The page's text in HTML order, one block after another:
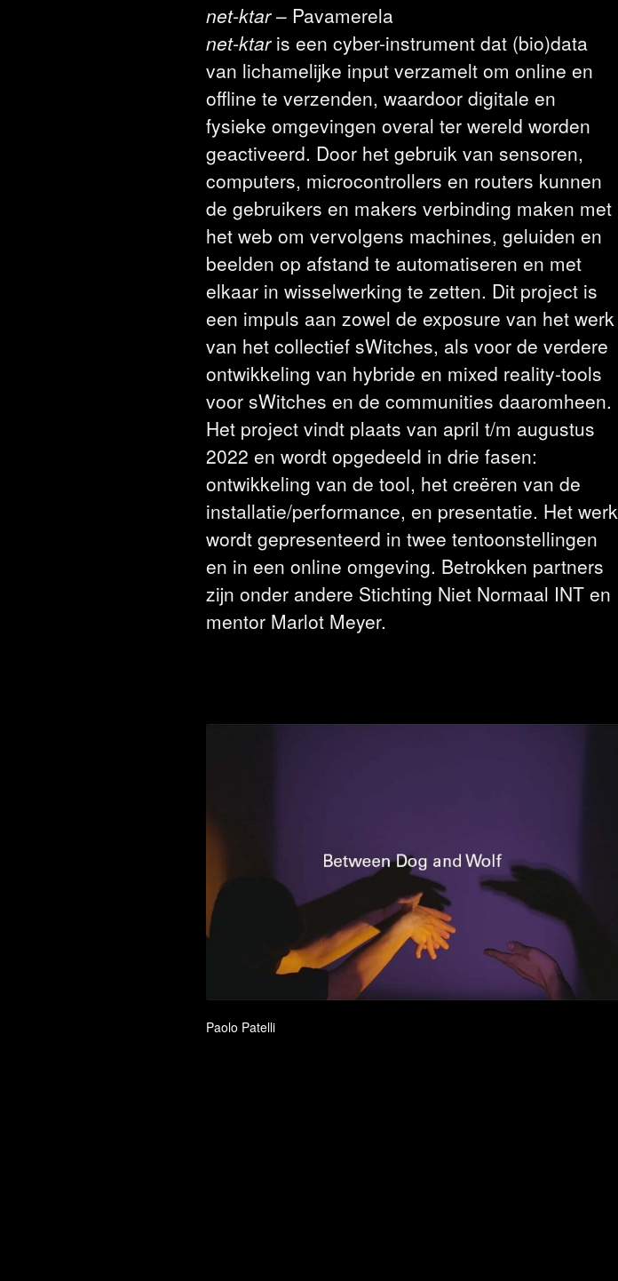
net-ktar– Pavamerela
net-ktaris een cyber-instrument dat (bio)data
van lichamelijke input verzamelt om online en
offline te verzenden, waardoor digitale en
fysieke omgevingen overal ter wereld worden
geactiveerd. Door het gebruik van sensoren,
computers, microcontrollers en routers kunnen
de gebruikers en makers verbinding maken met
het web om vervolgens machines, geluiden en
beelden op afstand te automatiseren en met
elkaar in wisselwerking te zetten. Dit project is
een impuls aan zowel de exposure van het werk
van het collectief sWitches, als voor de verdere
ontwikkeling van hybride en mixed reality-tools
voor sWitches en de communities daaromheen.
Het project vindt plaats van april t/m augustus
2022 en wordt opgedeeld in drie fasen:
ontwikkeling van de tool, het creëren van de
installatie/performance, en presentatie. Het werk
wordt gepresenteerd in twee tentoonstellingen
en in een online omgeving. Betrokken partners
zijn onder andere Stichting Niet Normaal INT en
mentor Marlot Meyer.
Paolo Patelli